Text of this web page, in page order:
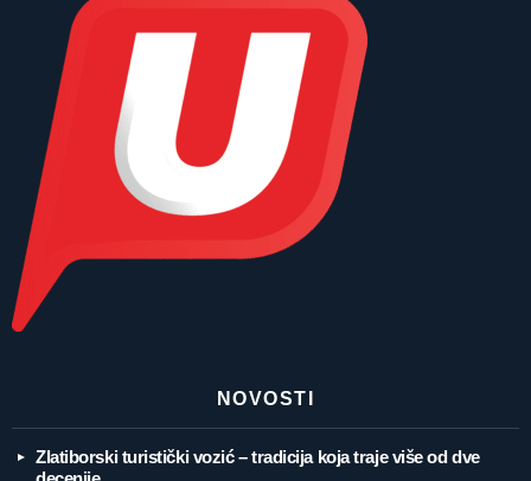
NOVOSTI
Zlatiborski turistički vozić – tradicija koja traje više od dve